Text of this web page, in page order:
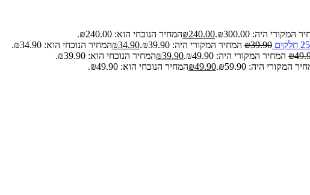
המקורי היה: ₪300.00. ₪240.00
המחיר הנוכחי הוא: ₪240.00.
₪39.90 המחיר המקורי היה: ₪39.90. ₪34.90
המחיר הנוכחי הוא: ₪34.90.
₪ המחיר המקורי היה: ₪49.90. ₪39.90
המחיר הנוכחי הוא: ₪39.90.
המקורי היה: ₪59.90. ₪49.90
המחיר הנוכחי הוא: ₪49.90.